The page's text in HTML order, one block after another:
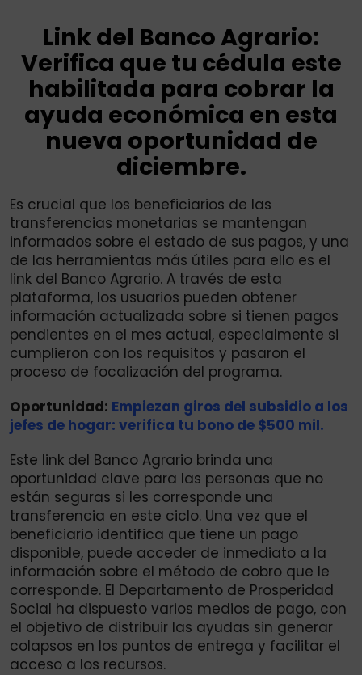
Link del Banco Agrario:
Verifica que tu cédula este
habilitada para cobrar la
ayuda económica en esta
nueva oportunidad de
diciembre.
Es crucial que los beneficiarios de las
transferencias monetarias se mantengan
informados sobre el estado de sus pagos, y una
de las herramientas más útiles para ello es el
link del Banco Agrario. A través de esta
plataforma, los usuarios pueden obtener
información actualizada sobre si tienen pagos
pendientes en el mes actual, especialmente si
cumplieron con los requisitos y pasaron el
proceso de focalización del programa.
Oportunidad: Empiezan giros del subsidio a los
jefes de hogar: verifica tu bono de $500 mil.
Este link del Banco Agrario brinda una
oportunidad clave para las personas que no
están seguras si les corresponde una
transferencia en este ciclo. Una vez que el
beneficiario identifica que tiene un pago
disponible, puede acceder de inmediato a la
información sobre el método de cobro que le
corresponde. El Departamento de Prosperidad
Social ha dispuesto varios medios de pago, con
el objetivo de distribuir las ayudas sin generar
colapsos en los puntos de entrega y facilitar el
acceso a los recursos.